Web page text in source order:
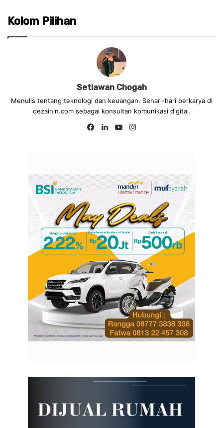
Kolom Pilihan
Setiawan Chogah
Menulis tentang teknologi dan keuangan. Sehari-hari berkarya di
dezainin.com sebagai konsultan komunikasi digital.
Fa
Lin
Yo